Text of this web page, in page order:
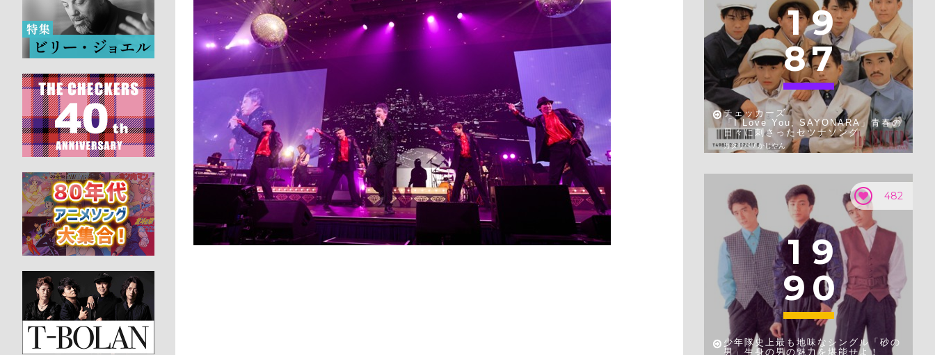
1 9
87
チェッカーズ
「I Love You, SAYONARA」青春の
日々に刺さったセツナソング
カタリベ / かじやん
482
1 9
90
少年隊史上最も地味なシングル「砂の
男」生身の男の魅力を堪能せよ！